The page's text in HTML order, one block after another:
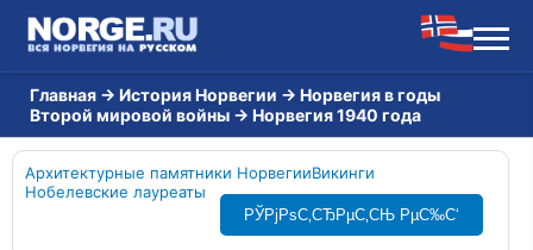
Главная → История Норвегии → Норвегия в годы
Второй мировой войны → Норвегия 1940 года
Архитектурные памятники НорвегииВикинги
Нобелевские лауреаты
РЎРјРѕС‚СЂРµС‚СЊ РµС‰С‘